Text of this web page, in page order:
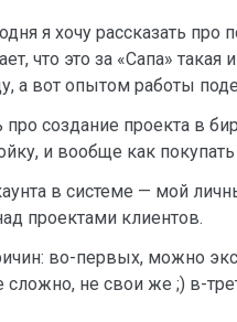
я хочу рассказать про
что это за «Сапа»
а вот опытом работы
создание проекта в
и вообще как
в системе — мой
проектами клиентов.
во-первых, можно
сложно, не свои же ;) в-